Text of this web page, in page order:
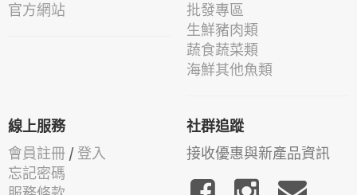
官方網站
批發專區
生鮮豬肉類
蔬食蔬菜類
海鮮其他魚類
線上服務
會員註冊 / 登入
忘記密碼
社群追蹤
接收優惠與新產品資訊